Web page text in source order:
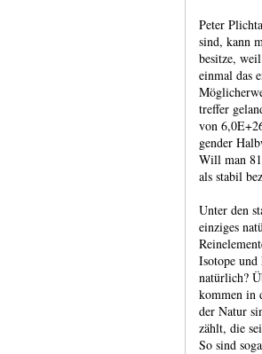
Peter
sind, kann
besitze,
einmal das
treffer
von
gender
Will man 81
als stabil
Unter den
einziges
Isotope und
natür­lich?
kommen in
der Natur
zählt, die
So sind